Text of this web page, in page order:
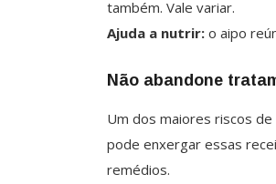
também. Vale variar.
Ajuda a nutrir: o aipo
Não abandone
Um dos maiores riscos
pode enxergar essas
remédios.